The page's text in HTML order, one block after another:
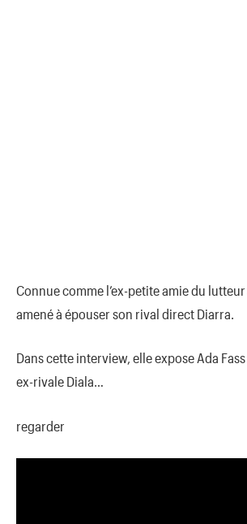
Connue comme l’ex-petite amie du lutteur
amené à épouser son rival direct Diarra.
Dans cette interview, elle expose Ada
ex-rivale Diala…
regarder